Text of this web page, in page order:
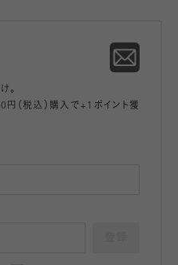
。
円（税込）購入で+1ポイント獲